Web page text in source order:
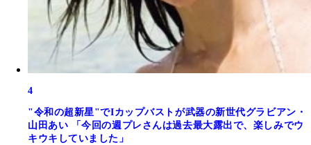
4
"令和の超新星"でIカップバストが武器の新世代グラビアン・
山田あい 「今回の週プレさんは過去最大露出で、楽しみでウ
キウキしていました」